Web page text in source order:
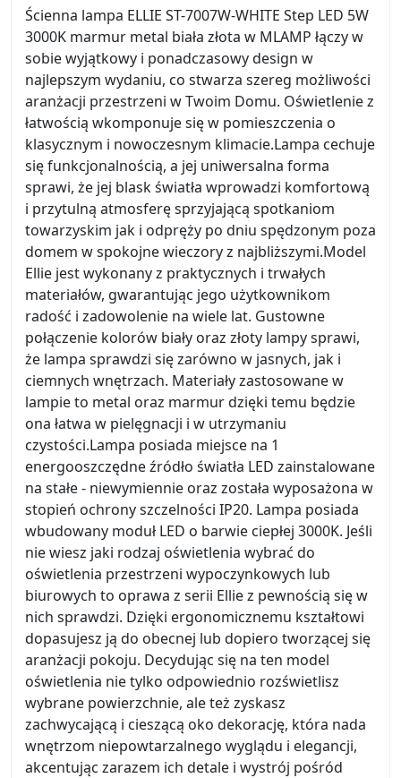
Ścienna lampa ELLIE ST-7007W-WHITE Step LED 5W
3000K marmur metal biała złota w MLAMP łączy w
sobie wyjątkowy i ponadczasowy design w
najlepszym wydaniu, co stwarza szereg możliwości
aranżacji przestrzeni w Twoim Domu. Oświetlenie z
łatwością wkomponuje się w pomieszczenia o
klasycznym i nowoczesnym klimacie.Lampa cechuje
się funkcjonalnością, a jej uniwersalna forma
sprawi, że jej blask światła wprowadzi komfortową
i przytulną atmosferę sprzyjającą spotkaniom
towarzyskim jak i odpręży po dniu spędzonym poza
domem w spokojne wieczory z najbliższymi.Model
Ellie jest wykonany z praktycznych i trwałych
materiałów, gwarantując jego użytkownikom
radość i zadowolenie na wiele lat. Gustowne
połączenie kolorów biały oraz złoty lampy sprawi,
że lampa sprawdzi się zarówno w jasnych, jak i
ciemnych wnętrzach. Materiały zastosowane w
lampie to metal oraz marmur dzięki temu będzie
ona łatwa w pielęgnacji i w utrzymaniu
czystości.Lampa posiada miejsce na 1
energooszczędne źródło światła LED zainstalowane
na stałe - niewymiennie oraz została wyposażona w
stopień ochrony szczelności IP20. Lampa posiada
wbudowany moduł LED o barwie ciepłej 3000K. Jeśli
nie wiesz jaki rodzaj oświetlenia wybrać do
oświetlenia przestrzeni wypoczynkowych lub
biurowych to oprawa z serii Ellie z pewnością się w
nich sprawdzi. Dzięki ergonomicznemu kształtowi
dopasujesz ją do obecnej lub dopiero tworzącej się
aranżacji pokoju. Decydując się na ten model
oświetlenia nie tylko odpowiednio rozświetlisz
wybrane powierzchnie, ale też zyskasz
zachwycającą i cieszącą oko dekorację, która nada
wnętrzom niepowtarzalnego wyglądu i elegancji,
akcentując zarazem ich detale i wystrój pośród